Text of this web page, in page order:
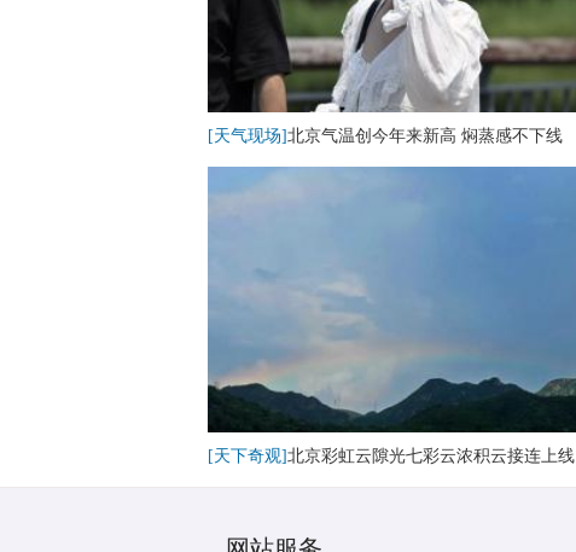
[天气现场]北京气温创今年来新高 焖蒸感不下线
[天下奇观]北京彩虹云隙光七彩云浓积云接连上线